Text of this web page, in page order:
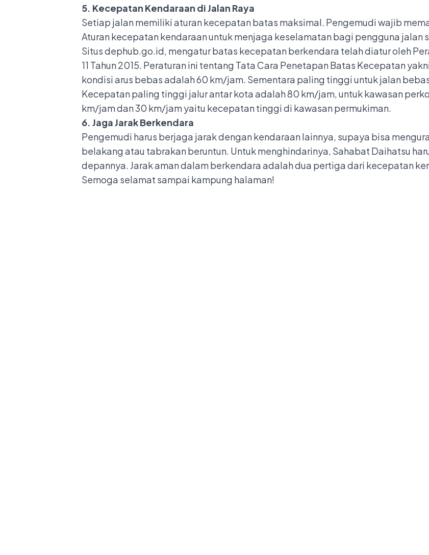
5. Kecepatan Kendaraan di Jalan Raya
Setiap jalan memiliki aturan kecepatan batas maksimal. Pengemudi wajib
Aturan kecepatan kendaraan untuk menjaga keselamatan bagi pengguna
Situs dephub.go.id, mengatur batas kecepatan berkendara telah diatur oleh
11 Tahun 2015. Peraturan ini tentang Tata Cara Penetapan Batas Kecepatan
kondisi arus bebas adalah 60 km/jam. Sementara paling tinggi untuk jalan
Kecepatan paling tinggi jalur antar kota adalah 80 km/jam, untuk kawasan
km/jam dan 30 km/jam yaitu kecepatan tinggi di kawasan permukiman.
6. Jaga Jarak Berkendara
Pengemudi harus berjaga jarak dengan kendaraan lainnya, supaya bisa
belakang atau tabrakan beruntun. Untuk menghindarinya, Sahabat Daihatsu
depannya. Jarak aman dalam berkendara adalah dua pertiga dari kecepatan
Semoga selamat sampai kampung halaman!